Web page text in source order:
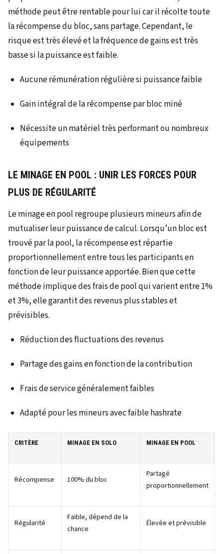
méthode peut être rentable pour lui car il récolte toute
la récompense du bloc, sans partage. Cependant, le
risque est très élevé et la fréquence de gains est très
basse si la puissance est faible.
Aucune rémunération régulière si puissance faible
Gain intégral de la récompense par bloc miné
Nécessite un matériel très performant ou nombreux
équipements
LE MINAGE EN POOL : UNIR LES FORCES POUR
PLUS DE RÉGULARITÉ
Le minage en pool regroupe plusieurs mineurs afin de
mutualiser leur puissance de calcul. Lorsqu’un bloc est
trouvé par la pool, la récompense est répartie
proportionnellement entre tous les participants en
fonction de leur puissance apportée. Bien que cette
méthode implique des frais de pool qui varient entre 1%
et 3%, elle garantit des revenus plus stables et
prévisibles.
Réduction des fluctuations des revenus
Partage des gains en fonction de la contribution
Frais de service généralement faibles
Adapté pour les mineurs avec faible hashrate
CRITÈRE MINAGE EN SOLO MINAGE EN POOL
Récompense 100% du bloc
Partagé
proportionnellement
Régularité
Faible, dépend de la
chance
Élevée et prévisible